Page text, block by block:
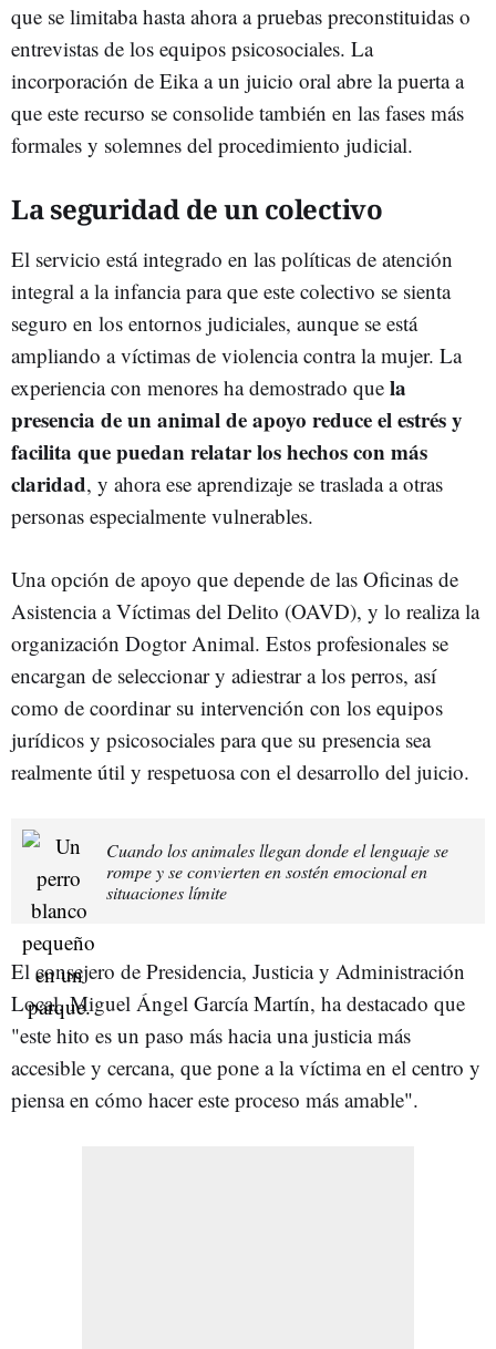
que se limitaba hasta ahora a pruebas preconstituidas o
entrevistas de los equipos psicosociales. La
incorporación de Eika a un juicio oral abre la puerta a
que este recurso se consolide también en las fases más
formales y solemnes del procedimiento judicial.
La seguridad de un colectivo
El servicio está integrado en las políticas de atención
integral a la infancia para que este colectivo se sienta
seguro en los entornos judiciales, aunque se está
ampliando a víctimas de violencia contra la mujer. La
experiencia con menores ha demostrado que la
presencia de un animal de apoyo reduce el estrés y
facilita que puedan relatar los hechos con más
claridad, y ahora ese aprendizaje se traslada a otras
personas especialmente vulnerables.
Una opción de apoyo que depende de las Oficinas de
Asistencia a Víctimas del Delito (OAVD), y lo realiza la
organización Dogtor Animal. Estos profesionales se
encargan de seleccionar y adiestrar a los perros, así
como de coordinar su intervención con los equipos
jurídicos y psicosociales para que su presencia sea
realmente útil y respetuosa con el desarrollo del juicio.
Cuando los animales llegan donde el lenguaje se
rompe y se convierten en sostén emocional en
situaciones límite
El consejero de Presidencia, Justicia y Administración
Local, Miguel Ángel García Martín, ha destacado que
"este hito es un paso más hacia una justicia más
accesible y cercana, que pone a la víctima en el centro y
piensa en cómo hacer este proceso más amable".